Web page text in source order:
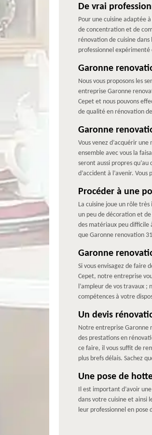
De vrai
Pour une cuisine adaptée
de concentration et de
rénovation de cuisine
professionnel
Garonne
Nous vous proposons les
entreprise Garonne
Cepet et nous pouvons
de qualité en rénovation
Garonne
Vous venez d’acquérir
ensemble avec vous la
seront aussi propres
d’accident à l’avenir.
Procéder à une
La cuisine joue un rôle
un peu de décoration et
des matériaux peu difficile
que Garonne renovation
Garonne
Si vous envisagez de faire
Cepet, notre entreprise
l’ampleur de vos travaux ;
compétences à votre
Un devis
Notre entreprise Garonne
des prestations en
ce faire, il vous suffit de
plus brefs délais. Sachez
Une pose de
Il est important d’avoir
dans votre cuisine et ainsi
leur professionnel en